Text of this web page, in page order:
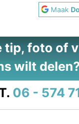
Maak
tip, foto of
wilt
06 - 574